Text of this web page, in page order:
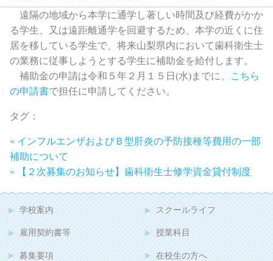
遠隔の地域から本学に通学し著しい時間及び経費がかか
る学生、又は遠距離通学を回避するため、本学の近くに住
居を移している学生で、将来山梨県内において歯科衛生士
の業務に従事しようとする学生に補助金を給付します。
補助金の申請は令和５年２月１５日(水)までに、
こちら
の申請書で担任に申請してください。
タグ：
« インフルエンザおよびＢ型肝炎の予防接種等費用の一部
補助について
» 【２次募集のお知らせ】歯科衛生士修学資金貸付制度
学校案内 スクールライフ
雇用契約書等 授業科目
募集要項 在校生の方へ